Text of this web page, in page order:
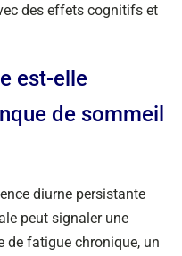
des effets cognitifs et
est-elle
de sommeil
diurne persistante
peut signaler une
de fatigue chronique, un